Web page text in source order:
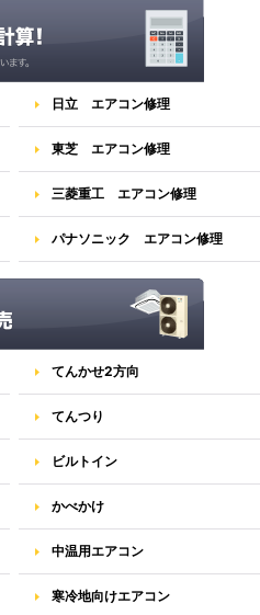
日立 エアコン修理
東芝 エアコン修理
三菱重工 エアコン修理
パナソニック エアコン修理
てんかせ2方向
てんつり
ビルトイン
かべかけ
中温用エアコン
寒冷地向けエアコン